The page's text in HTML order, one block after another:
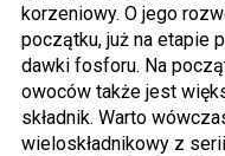
korzeniowy. O jego
początku, już na etapie
dawki fosforu. Na
owoców także jest
składnik. Warto
wieloskładnikowy z